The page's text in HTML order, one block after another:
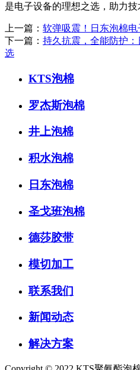
是电子设备的理想之选，助力技
上一篇： 软弹吸震！日东泡棉
下一篇： 持久抗震，全能防护
选
KTS泡棉
罗杰斯泡棉
井上泡棉
积水泡棉
日东泡棉
圣戈班泡棉
德莎胶带
模切加工
联系我们
新闻动态
解决方案